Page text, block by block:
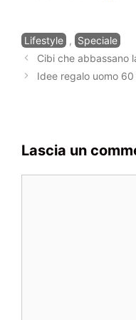
Categorie
Lifestyle , Speciale
Navigazione
articolo
Cibi che abbassano
Idee regalo uomo 60
Lascia un